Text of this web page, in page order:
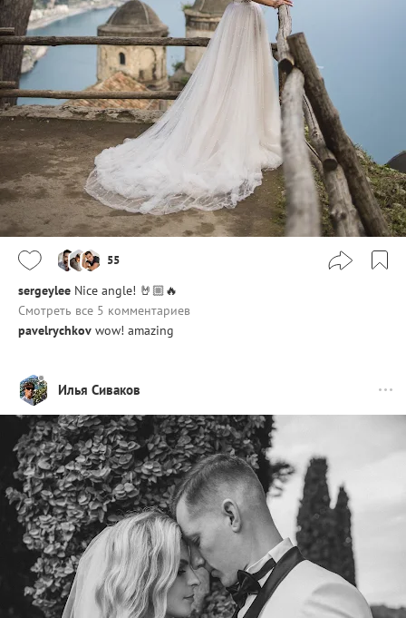
55
sergeylee Nice angle! 🤘🏼🔥
Смотреть все 5 комментариев
pavelrychkov wow! amazing
Илья Сиваков